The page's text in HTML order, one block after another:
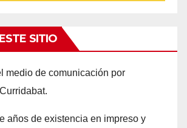
SITIO
medio de comunicación por
años de existencia en impreso y